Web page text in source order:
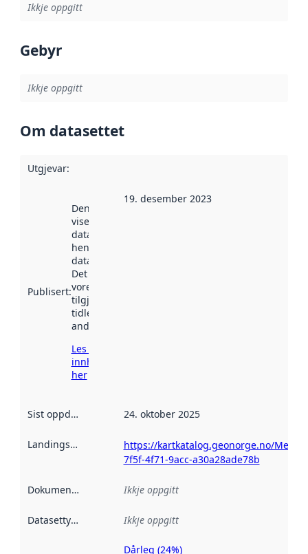
Ikkje oppgitt
Gebyr
Ikkje oppgitt
Om datasettet
Utgjevar:
Publisert:
Denne datoen
viser når
datasettet vart
henta inn av
data.norge.no.
Det kan ha
vore
tilgjengeleg
tidlegare
andre stader.
Les meir om
innhenting
her
19. desember 2023
Sist oppdatert 24. oktober 2025
Landingsside
https://kartkatalog.geonorge.no/
7f5f-4f71-9acc-a30a28ade78b
Dokumentasjon Ikkje oppgitt
Datasettype Ikkje oppgitt
Dårleg (24%)